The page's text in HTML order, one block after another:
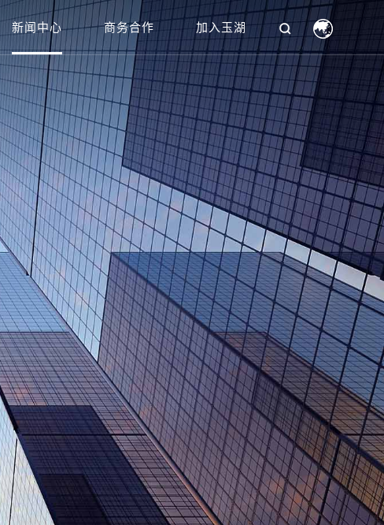
新闻中心 商务合作 加入玉湖